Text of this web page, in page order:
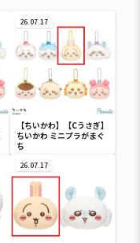
26.07.17
【ちいかわ】【Cうさぎ】
ちいかわ ミニプラがまぐ
ち
26.07.17